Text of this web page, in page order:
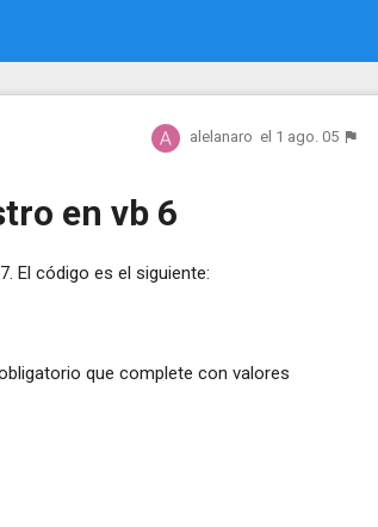
alelanaro el 1 ago. 05
en vb 6
El código es el siguiente:
que complete con valores